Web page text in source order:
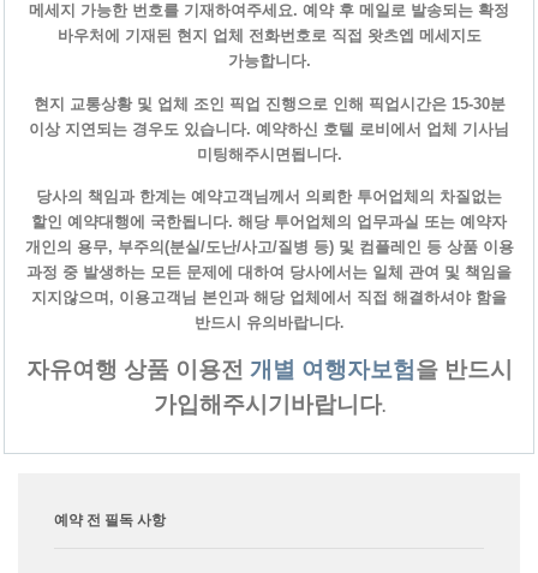
메세지 가능한 번호를 기재하여주세요. 예약 후 메일로 발송되는 확정
바우처에 기재된 현지 업체 전화번호로 직접 왓츠엡 메세지도
가능합니다.
현지 교통상황 및 업체 조인 픽업 진행으로 인해 픽업시간은 15-30분
이상 지연되는 경우도 있습니다. 예약하신 호텔 로비에서 업체 기사님
미팅해주시면됩니다.
당사의 책임과 한계는 예약고객님께서 의뢰한 투어업체의 차질없는
할인 예약대행에 국한됩니다. 해당 투어업체의 업무과실 또는 예약자
개인의 용무, 부주의(분실/도난/사고/질병 등) 및 컴플레인 등 상품 이용
과정 중 발생하는 모든 문제에 대하여 당사에서는 일체 관여 및 책임을
지지않으며, 이용고객님 본인과 해당 업체에서 직접 해결하셔야 함을
반드시 유의바랍니다.
자유여행 상품 이용전 개별 여행자보험을 반드시
가입해주시기바랍니다.
예약 전 필독 사항